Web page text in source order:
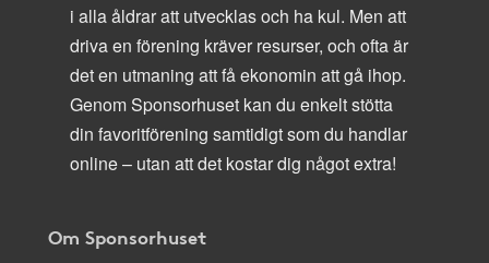
i alla åldrar att utvecklas och ha kul. Men att
driva en förening kräver resurser, och ofta är
det en utmaning att få ekonomin att gå ihop.
Genom Sponsorhuset kan du enkelt stötta
din favoritförening samtidigt som du handlar
online – utan att det kostar dig något extra!
Om Sponsorhuset